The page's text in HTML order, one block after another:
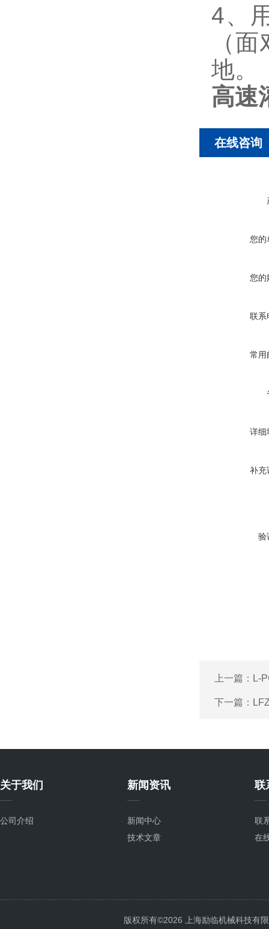
4、
（
地。
高速
在线咨询
您的
您的
联系
常用
详细
补充
验
上一篇： L-
下一篇：
关于我们
公司介绍
新闻资讯
新闻中心
技术文章
联
联
在
版权所有©2026 上海励临机械科技有